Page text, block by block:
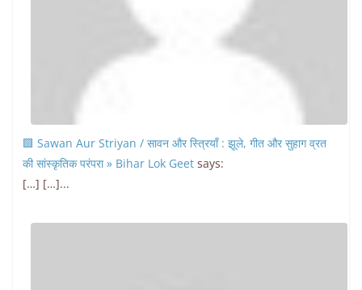
🟩 Sawan Aur Striyan / सावन और स्त्रियाँ : झूले, गीत और सुहाग व्रत
की सांस्कृतिक परंपरा » Bihar Lok Geet says:
[…] […]...